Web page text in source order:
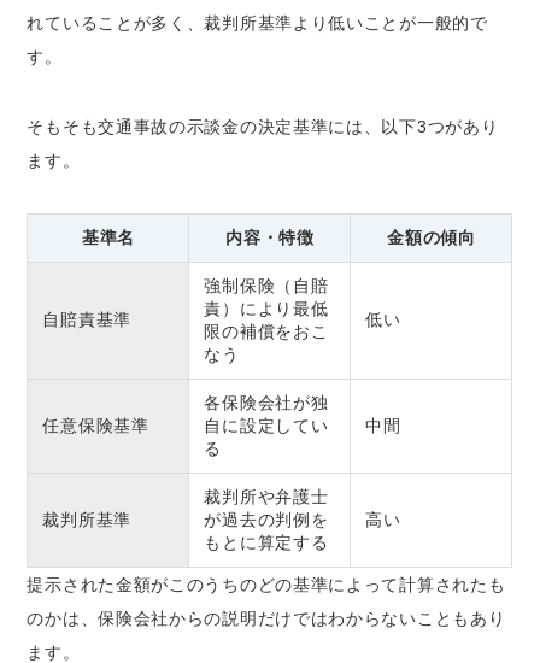
れていることが多く、裁判所基準より低いことが一般的で
す。
そもそも交通事故の示談金の決定基準には、以下3つがあり
ます。
基準名 内容・特徴 金額の傾向
自賠責基準
強制保険（自賠
責）により最低
限の補償をおこ
なう
低い
任意保険基準
各保険会社が独
自に設定してい
る
中間
裁判所基準
裁判所や弁護士
が過去の判例を
もとに算定する
高い
提示された金額がこのうちのどの基準によって計算されたも
のかは、保険会社からの説明だけではわからないこともあり
ます。